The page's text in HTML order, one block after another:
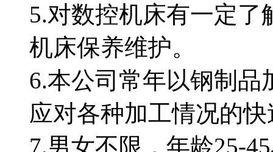
5.对数控机床有一定了
机床保养维护。
6.本公司常年以钢制品
应对各种加工情况的
7.男女不限，年龄25-